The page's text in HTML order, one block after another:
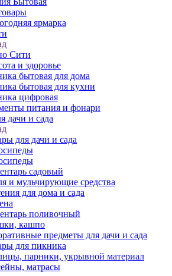
ярмарка
Сити
и здоровье
бытовая для дома
бытовая для кухни
цифровая
питания и фонари
дачи и сада
для дачи и сада
садовый
и мульчирующие средства
для дома и сада
поливочный
кашпо
предметы для дачи и сада
для пикника
парники, укрывной материал
матрасы